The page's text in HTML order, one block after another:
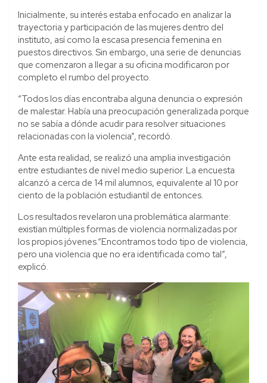
Inicialmente, su interés estaba enfocado en analizar la
trayectoria y participación de las mujeres dentro del
instituto, así como la escasa presencia femenina en
puestos directivos. Sin embargo, una serie de denuncias
que comenzaron a llegar a su oficina modificaron por
completo el rumbo del proyecto.
“Todos los días encontraba alguna denuncia o expresión
de malestar. Había una preocupación generalizada porque
no se sabía a dónde acudir para resolver situaciones
relacionadas con la violencia”, recordó.
Ante esta realidad, se realizó una amplia investigación
entre estudiantes de nivel medio superior. La encuesta
alcanzó a cerca de 14 mil alumnos, equivalente al 10 por
ciento de la población estudiantil de entonces.
Los resultados revelaron una problemática alarmante:
existían múltiples formas de violencia normalizadas por
los propios jóvenes.“Encontramos todo tipo de violencia,
pero una violencia que no era identificada como tal”,
explicó.